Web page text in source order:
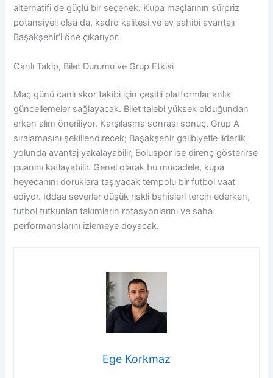
alternatifi de güçlü bir seçenek. Kupa maçlarının sürpriz
potansiyeli olsa da, kadro kalitesi ve ev sahibi avantajı
Başakşehir’i öne çıkarıyor.
Canlı Takip, Bilet Durumu ve Grup Etkisi
Maç günü canlı skor takibi için çeşitli platformlar anlık
güncellemeler sağlayacak. Bilet talebi yüksek olduğundan
erken alım öneriliyor. Karşılaşma sonrası sonuç, Grup A
sıralamasını şekillendirecek; Başakşehir galibiyetle liderlik
yolunda avantaj yakalayabilir, Boluspor ise direnç gösterirse
puanını katlayabilir. Genel olarak bu mücadele, kupa
heyecanını doruklara taşıyacak tempolu bir futbol vaat
ediyor. İddaa severler düşük riskli bahisleri tercih ederken,
futbol tutkunları takımların rotasyonlarını ve saha
performanslarını izlemeye doyacak.
Ege Korkmaz